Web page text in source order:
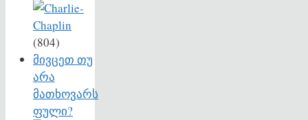
(804)
მივცეთ თუ
არა
მათხოვარს
ფული?